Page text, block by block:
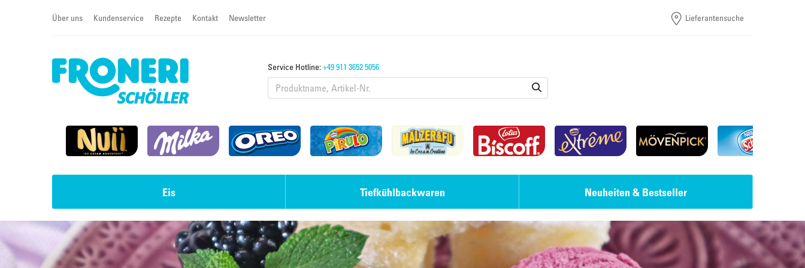
Über uns Kundenservice Rezepte Kontakt Newsletter Lieferantensuche
Service Hotline:+49 911 3652 5056
Eis
Impulseis Eis-Desserts
Tiefkühlbackwaren
Torten & Sahneschnitten Laugengebäck
Neuheiten & Bestseller